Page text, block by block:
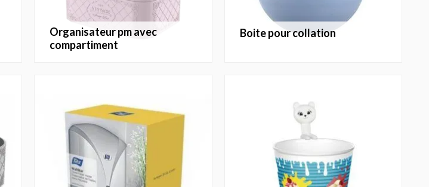
organisateur pm avec
compartiment
boite pour collation